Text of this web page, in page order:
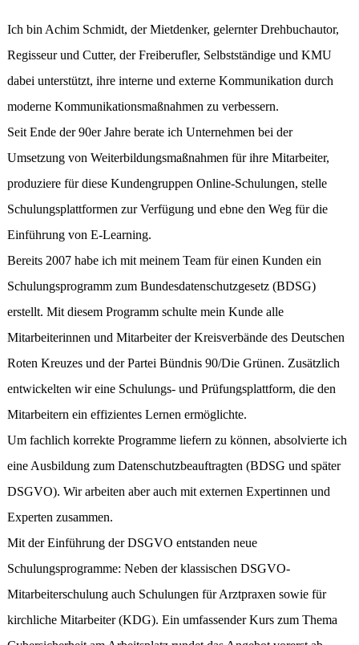
Ich bin Achim Schmidt, der Mietdenker, gelernter Drehbuchautor,
Regisseur und Cutter, der Freiberufler, Selbstständige und KMU
dabei unterstützt, ihre interne und externe Kommunikation durch
moderne Kommunikationsmaßnahmen zu verbessern.
Seit Ende der 90er Jahre berate ich Unternehmen bei der
Umsetzung von Weiterbildungsmaßnahmen für ihre Mitarbeiter,
produziere für diese Kundengruppen Online-Schulungen, stelle
Schulungsplattformen zur Verfügung und ebne den Weg für die
Einführung von E-Learning.
Bereits 2007 habe ich mit meinem Team für einen Kunden ein
Schulungsprogramm zum Bundesdatenschutzgesetz (BDSG)
erstellt. Mit diesem Programm schulte mein Kunde alle
Mitarbeiterinnen und Mitarbeiter der Kreisverbände des Deutschen
Roten Kreuzes und der Partei Bündnis 90/Die Grünen. Zusätzlich
entwickelten wir eine Schulungs- und Prüfungsplattform, die den
Mitarbeitern ein effizientes Lernen ermöglichte.
Um fachlich korrekte Programme liefern zu können, absolvierte ich
eine Ausbildung zum Datenschutzbeauftragten (BDSG und später
DSGVO). Wir arbeiten aber auch mit externen Expertinnen und
Experten zusammen.
Mit der Einführung der DSGVO entstanden neue
Schulungsprogramme: Neben der klassischen DSGVO-
Mitarbeiterschulung auch Schulungen für Arztpraxen sowie für
kirchliche Mitarbeiter (KDG). Ein umfassender Kurs zum Thema